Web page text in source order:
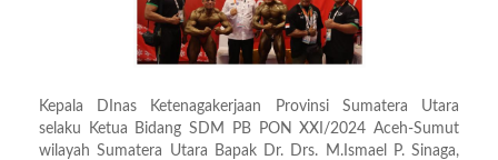
Kepala DInas Ketenagakerjaan Provinsi Sumatera Utara
selaku Ketua Bidang SDM PB PON XXI/2024 Aceh-Sumut
wilayah Sumatera Utara Bapak Dr. Drs. M.Ismael P. Sinaga,